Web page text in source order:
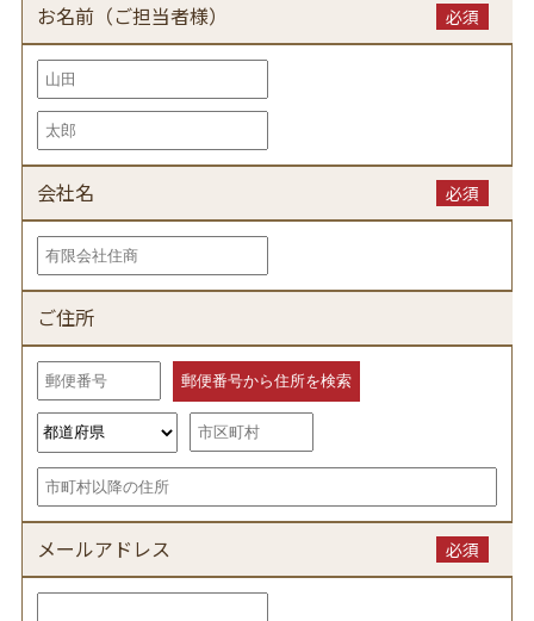
お名前（ご担当者様） 必須
会社名 必須
ご住所
メールアドレス 必須